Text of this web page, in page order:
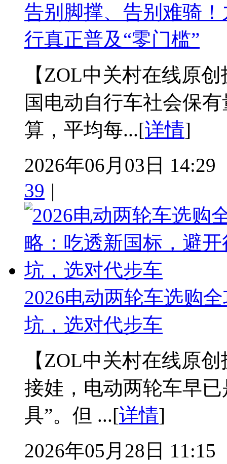
告别脚撑、告别难骑
行真正普及“零门槛”
【ZOL中关村在线原
国电动自行车社会保
算，平均每...[详情]
2026年06月03日 14:29
39 |
2026电动两轮车选购
坑，选对代步车
【ZOL中关村在线原
接娃，电动两轮车早
具”。但 ...[详情]
2026年05月28日 11:15